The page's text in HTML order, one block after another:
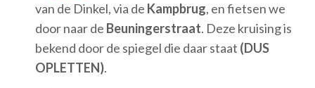
van de Dinkel, via de Kampbrug, en fietsen we
door naar de Beuningerstraat. Deze kruising is
bekend door de spiegel die daar staat (DUS
OPLETTEN).